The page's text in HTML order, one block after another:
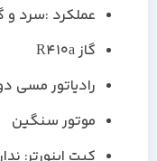
عملکرد :سرد و گرم
گاز R410a
رادیاتور مسی دو لایه
موتور سنگین